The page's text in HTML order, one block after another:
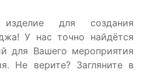
изделие для создания
У нас точно найдётся
для Вашего мероприятия
Не верите? Загляните в